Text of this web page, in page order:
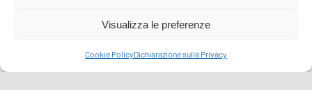
Visualizza le preferenze
Cookie PolicyDichiarazione sulla Privacy